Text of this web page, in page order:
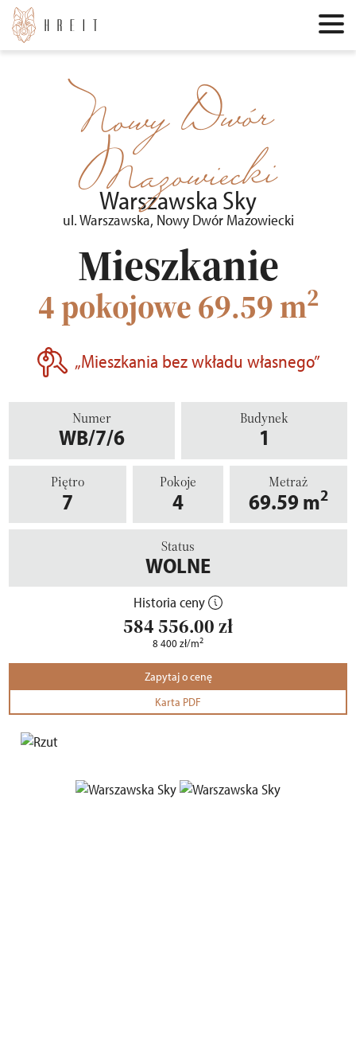
Nowy Dwór
Mazowiecki
Warszawska Sky
ul. Warszawska, Nowy Dwór Mazowiecki
Mieszkanie
4 pokojowe69.59 m2
„Mieszkania bez wkładu własnego”
Numer
WB/7/6
Budynek
1
Piętro
7
Pokoje
4
Metraż
69.59 m2
Status
WOLNE
Historia ceny
584 556.00zł
8 400zł/m2
Zapytaj o cenę
Karta PDF